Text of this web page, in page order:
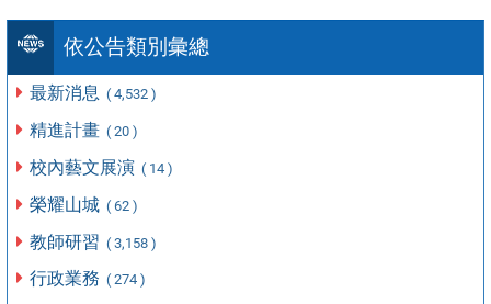
依公告類別彙總
最新消息 ( 4,532 )
精進計畫 ( 20 )
校內藝文展演 ( 14 )
榮耀山城 ( 62 )
教師研習 ( 3,158 )
行政業務 ( 274 )